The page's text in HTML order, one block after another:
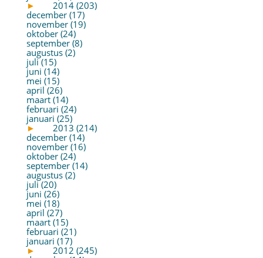
►
2014 (203)
december (17)
november (19)
oktober (24)
september (8)
augustus (2)
juli (15)
juni (14)
mei (15)
april (26)
maart (14)
februari (24)
januari (25)
►
2013 (214)
december (14)
november (16)
oktober (24)
september (14)
augustus (2)
juli (20)
juni (26)
mei (18)
april (27)
maart (15)
februari (21)
januari (17)
►
2012 (245)